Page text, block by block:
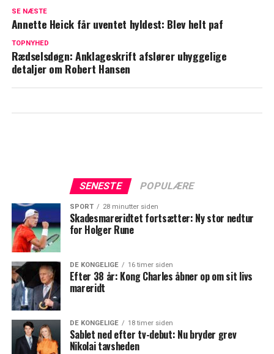
Keld og Hilda Heick
øjeblikkeligt: “Nej, nej, nej, hvad har jeg
dog gjort"
SE NÆSTE
Annette Heick får uventet hyldest: Blev helt paf
TOPNYHED
Rædselsdøgn: Anklageskrift afslører uhyggelige
detaljer om Robert Hansen
SENESTE POPULÆRE
SPORT 28 minutter siden
Skadesmareridtet fortsætter: Ny stor nedtur
for Holger Rune
DE KONGELIGE 16 timer siden
Efter 38 år: Kong Charles åbner op om sit livs
mareridt
DE KONGELIGE 18 timer siden
Sablet ned efter tv-debut: Nu bryder grev
Nikolai tavsheden